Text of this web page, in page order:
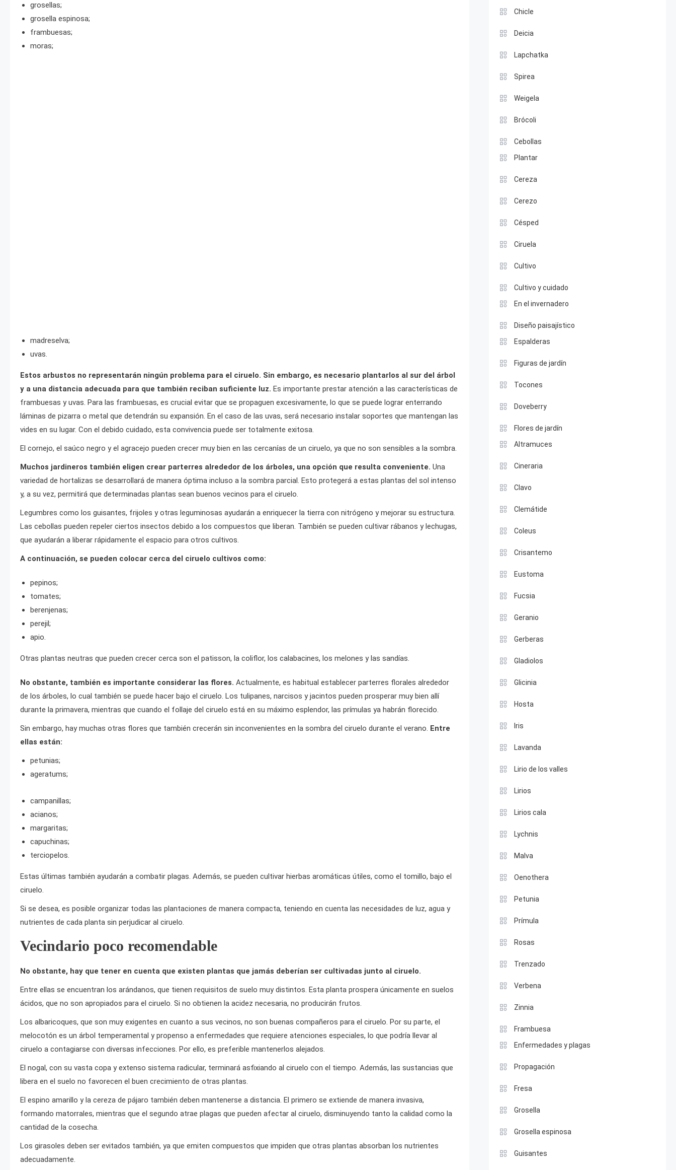
grosellas;
grosella espinosa;
frambuesas;
moras;
madreselva;
uvas.
Estos arbustos no representarán ningún problema para el ciruelo. Sin embargo, es necesario plantarlos al sur del árbol
y a una distancia adecuada para que también reciban suficiente luz. Es importante prestar atención a las características de
frambuesas y uvas. Para las frambuesas, es crucial evitar que se propaguen excesivamente, lo que se puede lograr enterrando
láminas de pizarra o metal que detendrán su expansión. En el caso de las uvas, será necesario instalar soportes que mantengan las
vides en su lugar. Con el debido cuidado, esta convivencia puede ser totalmente exitosa.
El cornejo, el saúco negro y el agracejo pueden crecer muy bien en las cercanías de un ciruelo, ya que no son sensibles a la sombra.
Muchos jardineros también eligen crear parterres alrededor de los árboles, una opción que resulta conveniente. Una
variedad de hortalizas se desarrollará de manera óptima incluso a la sombra parcial. Esto protegerá a estas plantas del sol intenso
y, a su vez, permitirá que determinadas plantas sean buenos vecinos para el ciruelo.
Legumbres como los guisantes, frijoles y otras leguminosas ayudarán a enriquecer la tierra con nitrógeno y mejorar su estructura.
Las cebollas pueden repeler ciertos insectos debido a los compuestos que liberan. También se pueden cultivar rábanos y lechugas,
que ayudarán a liberar rápidamente el espacio para otros cultivos.
A continuación, se pueden colocar cerca del ciruelo cultivos como:
pepinos;
tomates;
berenjenas;
perejil;
apio.
Otras plantas neutras que pueden crecer cerca son el patisson, la coliflor, los calabacines, los melones y las sandías.
No obstante, también es importante considerar las flores. Actualmente, es habitual establecer parterres florales alrededor
de los árboles, lo cual también se puede hacer bajo el ciruelo. Los tulipanes, narcisos y jacintos pueden prosperar muy bien allí
durante la primavera, mientras que cuando el follaje del ciruelo está en su máximo esplendor, las prímulas ya habrán florecido.
Sin embargo, hay muchas otras flores que también crecerán sin inconvenientes en la sombra del ciruelo durante el verano. Entre
ellas están:
petunias;
ageratums;
campanillas;
acianos;
margaritas;
capuchinas;
terciopelos.
Estas últimas también ayudarán a combatir plagas. Además, se pueden cultivar hierbas aromáticas útiles, como el tomillo, bajo el
ciruelo.
Si se desea, es posible organizar todas las plantaciones de manera compacta, teniendo en cuenta las necesidades de luz, agua y
nutrientes de cada planta sin perjudicar al ciruelo.
Vecindario poco recomendable
No obstante, hay que tener en cuenta que existen plantas que jamás deberían ser cultivadas junto al ciruelo.
Entre ellas se encuentran los arándanos, que tienen requisitos de suelo muy distintos. Esta planta prospera únicamente en suelos
ácidos, que no son apropiados para el ciruelo. Si no obtienen la acidez necesaria, no producirán frutos.
Los albaricoques, que son muy exigentes en cuanto a sus vecinos, no son buenas compañeros para el ciruelo. Por su parte, el
melocotón es un árbol temperamental y propenso a enfermedades que requiere atenciones especiales, lo que podría llevar al
ciruelo a contagiarse con diversas infecciones. Por ello, es preferible mantenerlos alejados.
El nogal, con su vasta copa y extenso sistema radicular, terminará asfixiando al ciruelo con el tiempo. Además, las sustancias que
libera en el suelo no favorecen el buen crecimiento de otras plantas.
El espino amarillo y la cereza de pájaro también deben mantenerse a distancia. El primero se extiende de manera invasiva,
formando matorrales, mientras que el segundo atrae plagas que pueden afectar al ciruelo, disminuyendo tanto la calidad como la
cantidad de la cosecha.
Los girasoles deben ser evitados también, ya que emiten compuestos que impiden que otras plantas absorban los nutrientes
adecuadamente.
Chicle
Deicia
Lapchatka
Spirea
Weigela
Brócoli
Cebollas
Plantar
Cereza
Cerezo
Césped
Ciruela
Cultivo
Cultivo y cuidado
En el invernadero
Diseño paisajístico
Espalderas
Figuras de jardín
Tocones
Doveberry
Flores de jardín
Altramuces
Cineraria
Clavo
Clemátide
Coleus
Crisantemo
Eustoma
Fucsia
Geranio
Gerberas
Gladiolos
Glicinia
Hosta
Iris
Lavanda
Lirio de los valles
Lirios
Lirios cala
Lychnis
Malva
Oenothera
Petunia
Prímula
Rosas
Trenzado
Verbena
Zinnia
Frambuesa
Enfermedades y plagas
Propagación
Fresa
Grosella
Grosella espinosa
Guisantes